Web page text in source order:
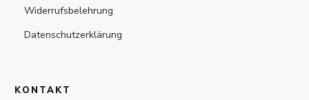
Widerrufsbelehrung
Datenschutzerklärung
KONTAKT